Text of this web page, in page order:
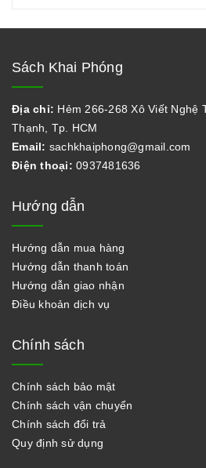
Sách Khai Phóng
Địa chỉ: Hẻm 266-268 Xô Viết Nghệ
Thạnh, Tp. HCM
Email: sachkhaiphong@gmail.com
Điện thoại: 0937481636
Hướng dẫn
Hướng dẫn mua hàng
Hướng dẫn thanh toán
Hướng dẫn giao nhận
Điều khoản dịch vụ
Chính sách
Chính sách bảo mật
Chính sách vận chuyển
Chính sách đổi trả
Quy định sử dụng